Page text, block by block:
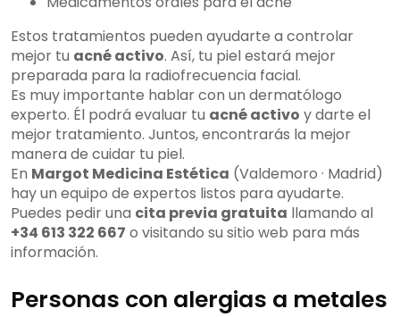
Estos tratamientos pueden ayudarte a controlar
mejor tu acné activo. Así, tu piel estará mejor
preparada para la radiofrecuencia facial.
Es muy importante hablar con un dermatólogo
experto. Él podrá evaluar tu acné activo y darte el
mejor tratamiento. Juntos, encontrarás la mejor
manera de cuidar tu piel.
En Margot Medicina Estética (Valdemoro · Madrid)
hay un equipo de expertos listos para ayudarte.
Puedes pedir una cita previa gratuita llamando al
+34 613 322 667 o visitando su sitio web para más
información.
Personas con alergias a metales